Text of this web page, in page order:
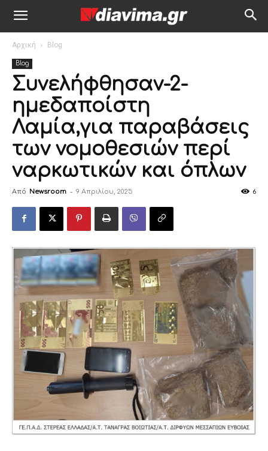
Αρχική Blog
Blog
Συνελήφθησαν-2-
ημεδαποίστη
Λαμία,για παραβάσεις
των νομοθεσιών περί
ναρκωτικών και όπλων
Από Newsroom - 9 Απριλίου, 2025 6